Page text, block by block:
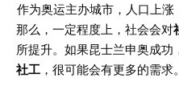
作为奥运主办城市，人口上涨
那么，一定程度上，社会会对
所提升。如果昆士兰申奥成功
社工 ，很可能会有更多的需求。